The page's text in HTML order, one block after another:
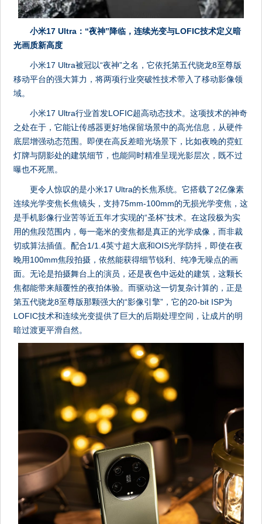
小米17 Ultra：“夜神”降临，连续光变与LOFIC技术定义暗
光画质新高度
小米17 Ultra被冠以“夜神”之名，它依托第五代骁龙8至尊版
移动平台的强大算力，将两项行业突破性技术带入了移动影像领
域。
小米17 Ultra行业首发LOFIC超高动态技术。这项技术的神奇
之处在于，它能让传感器更好地保留场景中的高光信息，从硬件
底层增强动态范围。即便在高反差暗光场景下，比如夜晚的霓虹
灯牌与阴影处的建筑细节，也能同时精准呈现光影层次，既不过
曝也不死黑。
更令人惊叹的是小米17 Ultra的长焦系统。它搭载了2亿像素
连续光学变焦长焦镜头，支持75mm-100mm的无损光学变焦，这
是手机影像行业苦等近五年才实现的“圣杯”技术。在这段极为实
用的焦段范围内，每一毫米的变焦都是真正的光学成像，而非裁
切或算法插值。配合1/1.4英寸超大底和OIS光学防抖，即使在夜
晚用100mm焦段拍摄，依然能获得细节锐利、纯净无噪点的画
面。无论是拍摄舞台上的演员，还是夜色中远处的建筑，这颗长
焦都能带来颠覆性的夜拍体验。而驱动这一切复杂计算的，正是
第五代骁龙8至尊版那颗强大的“影像引擎”，它的20-bit ISP为
LOFIC技术和连续光变提供了巨大的后期处理空间，让成片的明
暗过渡更平滑自然。